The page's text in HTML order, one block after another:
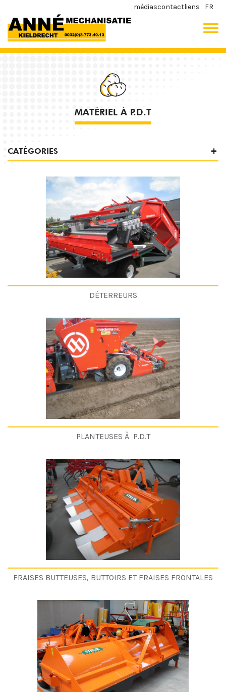
médiascontactliens FR
MATÉRIEL À P.D.T
CATÉGORIES
DÉTERREURS
PLANTEUSES À P.D.T
FRAISES BUTTEUSES, BUTTOIRS ET FRAISES FRONTALES